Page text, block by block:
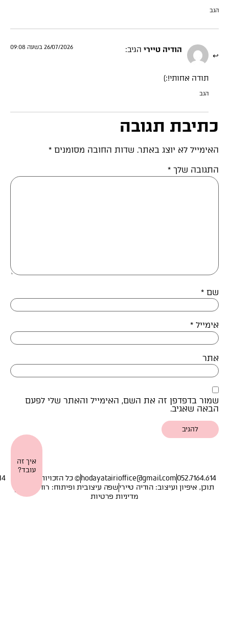
איך זה
עובד?
הגב
הודיה טיירי הגיב: 26/07/2026 בשעה 09:08
תודה אחותי!:)
הגב
כתיבת תגובה
האימייל לא יוצג באתר. שדות החובה מסומנים *
התגובה שלך *
שם *
אימייל *
אתר
שמור בדפדפן זה את השם, האימייל והאתר שלי לפעם
הבאה שאגיב.
052.7164.614
hodayatairioffice@gmail.com© כל הזכויות שמורות
תוכן, איפיון ועיצוב: הודיה טיירישפה עיצובית ופיתוח: רוחה שיינין
מדיניות פרטיות